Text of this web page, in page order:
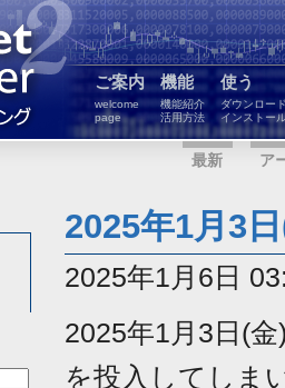
ご案内
welcome
page
機能
機能紹介
活用方法
使う
ダウンロー
インストー
最新 ア
2025年1月3
2025年1月6日
2025年1月3日(
を投入してしま